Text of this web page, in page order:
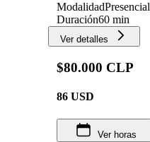
ModalidadPresencial
Duración60 min
Ver detalles
$80.000 CLP
86 USD
Ver horas